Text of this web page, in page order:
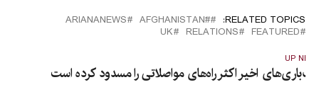
RELATED TOPICS: #َAFGHANISTAN
ARIANANEWS
FEATURED
RELATIONS
UK
UP
اخیر اکثر راه‌های مواصلاتی را مسدود کرده است